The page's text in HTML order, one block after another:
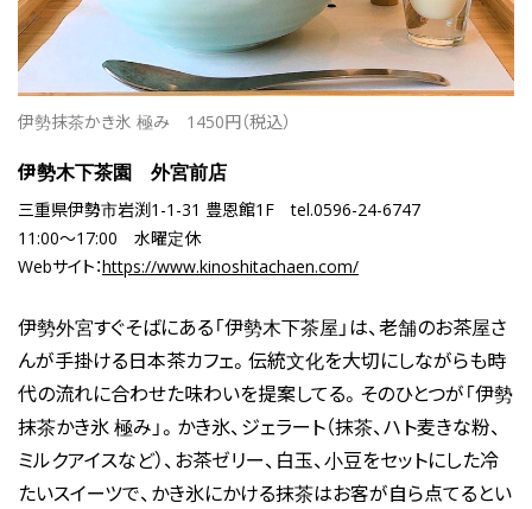
伊勢抹茶かき氷 極み 1450円（税込）
伊勢木下茶園 外宮前店
三重県伊勢市岩渕1-1-31 豊恩館1F
tel.0596-24-6747
11:00～17:00
水曜定休
Webサイト：https://www.kinoshitachaen.com/
伊勢外宮すぐそばにある「伊勢木下茶屋」は、老舗のお茶屋さ
んが手掛ける日本茶カフェ。伝統文化を大切にしながらも時
代の流れに合わせた味わいを提案してる。そのひとつが「伊勢
抹茶かき氷 極み」。かき氷、ジェラート（抹茶、ハト麦きな粉、
ミルクアイスなど）、お茶ゼリー、白玉、小豆をセットにした冷
たいスイーツで、かき氷にかける抹茶はお客が自ら点てるとい